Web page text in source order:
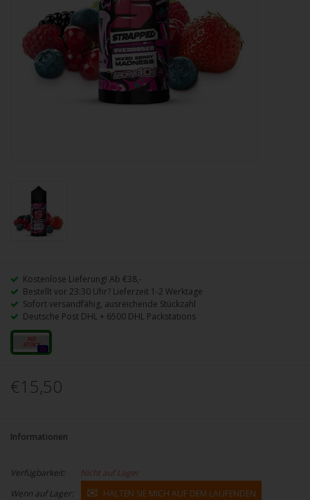
Kostenlose Lieferung! Ab €38,-
Bestellt vor 23:30 Uhr? Lieferzeit 1-2 Werktage
Sofort versandfähig, ausreichende Stückzahl
Deutsche Post DHL + 6500 DHL Packstations
10ml
0x
€15,50
Informationen
Verfügbarkeit:
Nicht auf Lager
Wenn auf Lager:
HALTEN SIE MICH AUF DEM LAUFENDEN